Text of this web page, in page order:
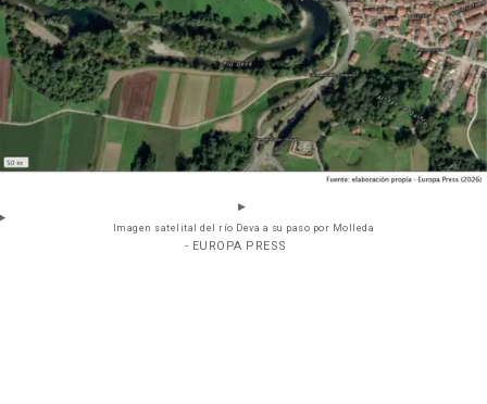
Imagen satelital del río Deva a su paso por Molleda
- EUROPA PRESS